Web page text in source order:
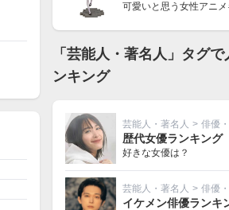
可愛いと思う女性アニメ
「芸能人・著名人」タグで
ンキング
芸能人・著名人 > 俳優
歴代女優ランキング
好きな女優は？
芸能人・著名人 > 俳優
イケメン俳優ランキ